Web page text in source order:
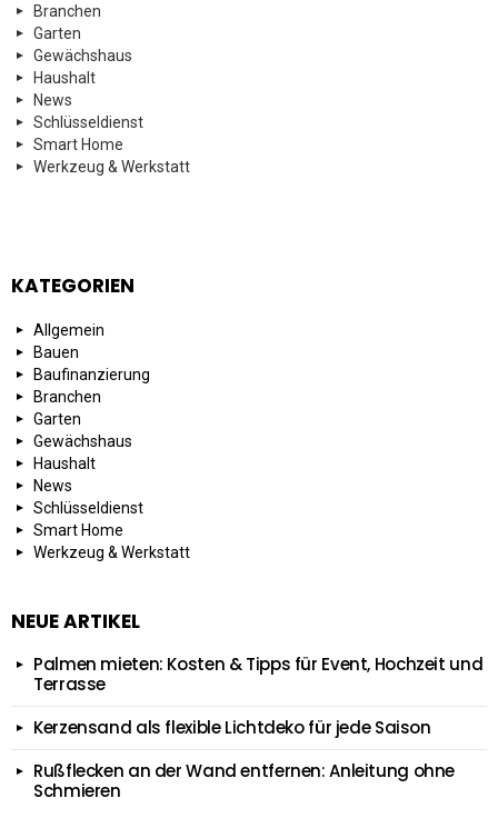
Branchen
Garten
Gewächshaus
Haushalt
News
Schlüsseldienst
Smart Home
Werkzeug & Werkstatt
KATEGORIEN
Allgemein
Bauen
Baufinanzierung
Branchen
Garten
Gewächshaus
Haushalt
News
Schlüsseldienst
Smart Home
Werkzeug & Werkstatt
NEUE ARTIKEL
Palmen mieten: Kosten & Tipps für Event, Hochzeit und
Terrasse
Kerzensand als flexible Lichtdeko für jede Saison
Rußflecken an der Wand entfernen: Anleitung ohne
Schmieren